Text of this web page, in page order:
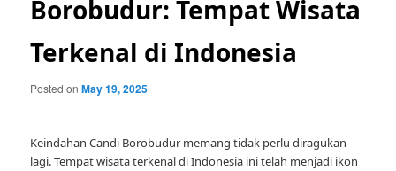
Borobudur: Tempat Wisata
Terkenal di Indonesia
Posted onMay 19, 2025
Keindahan Candi Borobudur memang tidak perlu diragukan
lagi. Tempat wisata terkenal di Indonesia ini telah menjadi ikon